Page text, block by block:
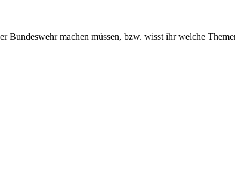
Bundeswehr machen müssen, bzw. wisst ihr welche